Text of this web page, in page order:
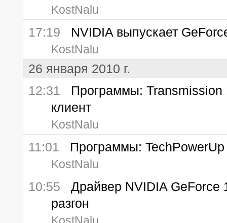
KostNalu
17:19 NVIDIA выпускает
KostNalu
26 января 2010 г.
12:31 Программы: Transmission
клиент
KostNalu
11:01 Программы:
KostNalu
10:55 Драйвер NVIDIA GeForce
разгон